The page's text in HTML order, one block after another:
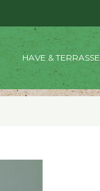
HAVE & TERRASSE